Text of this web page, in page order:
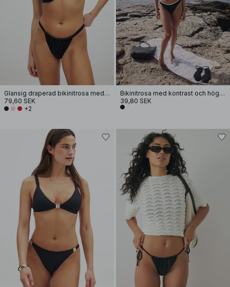
Glansig draperad bikinitrosa med hög skärning
79,60 SEK
+2
Bikinitrosa med kontrast och hög skärning
39,80 SEK